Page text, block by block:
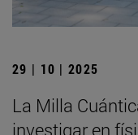
29 | 10 | 2025
La Milla
investigar en